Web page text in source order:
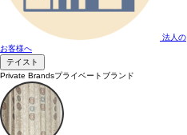
法人の
お客様へ
テイスト
Private Brandsプライベートブランド